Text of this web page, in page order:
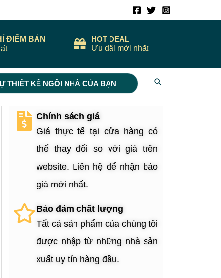
ĐIỂM BÁN
HOT DEAL
Ưu đãi mới nhất
THIẾT KẾ NGÔI NHÀ CỦA BẠN Search
Chính sách giá
Giá thực tế tại cửa hàng có
thể thay đổi so với giá trên
website. Liên hệ để nhận báo
giá mới nhất.
Bảo đảm chất lượng
Tất cả sản phẩm của chúng tôi
được nhập từ những nhà sản
xuất uy tín hàng đầu.